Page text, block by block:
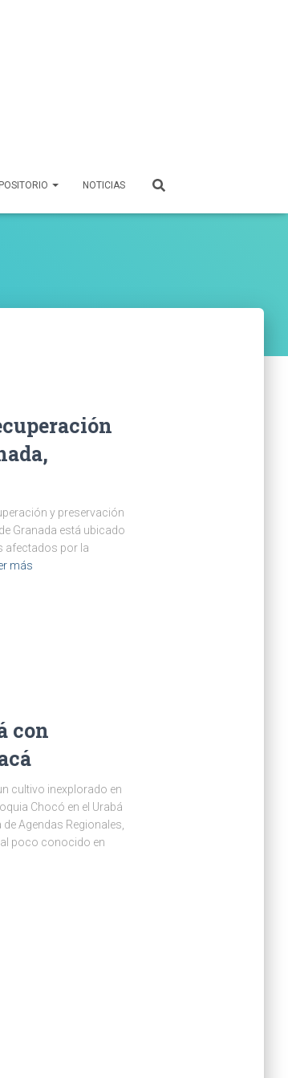
NOTICIAS
y preservación
Granada está ubicado
afectados por la
más
con
cultivo inexplorado en
Chocó en el Urabá
Agendas Regionales,
poco conocido en